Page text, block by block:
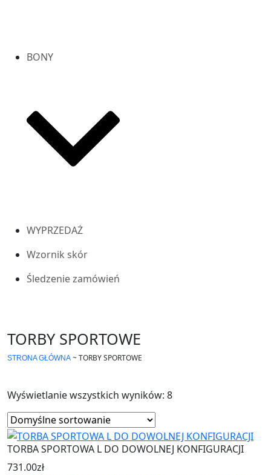
BONY
WYPRZEDAŻ
Wzornik skór
Śledzenie zamówień
TORBY SPORTOWE
STRONA GŁÓWNA ~TORBY SPORTOWE
Wyświetlanie wszystkich wyników: 8
TORBA SPORTOWA L DO DOWOLNEJ KONFIGURACJI
731.00zł